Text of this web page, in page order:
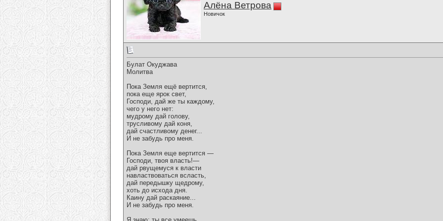
Алёна Ветрова
Новичок
Булат Окуджава
Молитва
Пока Земля ещё вертится,
пока еще ярок свет,
Господи, дай же ты каждому,
чего у него нет:
мудрому дай голову,
трусливому дай коня,
дай счастливому денег...
И не забудь про меня.
Пока Земля еще вертится —
Господи, твоя власть!—
дай рвущемуся к власти
навластвоваться всласть,
дай передышку щедрому,
хоть до исхода дня.
Каину дай раскаяние...
И не забудь про меня.